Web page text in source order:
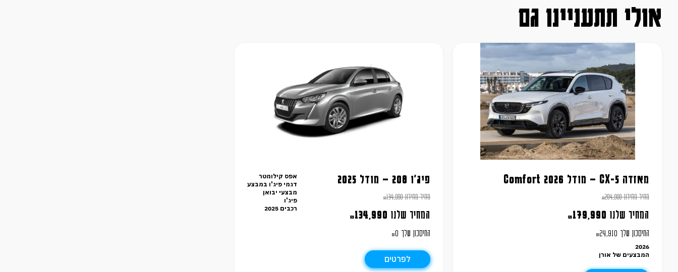
אולי תתעניינו גם
מאזדה CX-5 – מודל 2026 Comfort
מחיר מחירון ₪204,900
המחיר שלנו ₪179,990
החיסכון שלך ₪24,910
2026
המבצעים של אורן
פיג'ו 208 – מודל 2025
מחיר מחירון ₪134,990
המחיר שלנו ₪134,990
החיסכון שלך ₪0
אפס קילומטר
דגמי פיג'ו במבצע
מבצעי יבואן
פיג'ו
רכבים 2025
לפרטים